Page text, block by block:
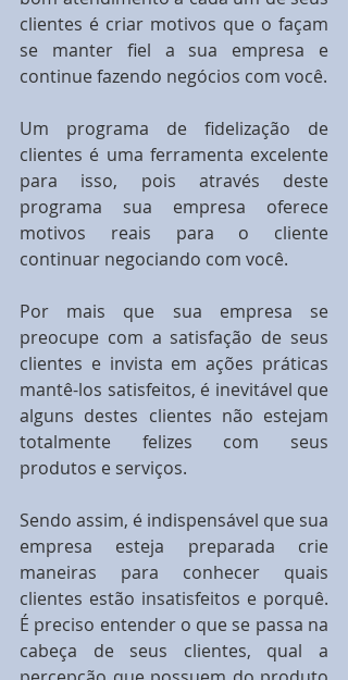
clientes é criar motivos que o façam
se manter fiel a sua empresa e
continue fazendo negócios com você.
Um programa de fidelização de
clientes é uma ferramenta excelente
para isso, pois através deste
programa sua empresa oferece
motivos reais para o cliente
continuar negociando com você.
Por mais que sua empresa se
preocupe com a satisfação de seus
clientes e invista em ações práticas
mantê-los satisfeitos, é inevitável que
alguns destes clientes não estejam
totalmente felizes com seus
produtos e serviços.
Sendo assim, é indispensável que sua
empresa esteja preparada crie
maneiras para conhecer quais
clientes estão insatisfeitos e porquê.
É preciso entender o que se passa na
cabeça de seus clientes, qual a